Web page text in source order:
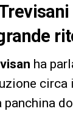
ha
circa
panchina